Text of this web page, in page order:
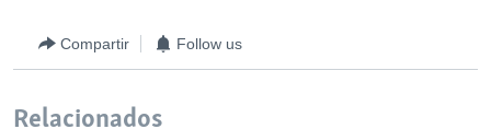
Compartir Follow us
Relacionados